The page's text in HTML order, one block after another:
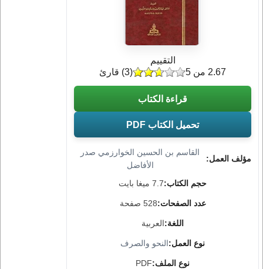
مؤلف العمل:
القاسم بن الحسين الخوارزمي صدر
الأفاضل
حجم الكتاب:7.7 ميغا بايت
عدد الصفحات:528 صفحة
اللغة:العربية
نوع العمل:النحو والصرف
نوع الملف:PDF
التقييم
(
3) قارئ 2.67 من 5
قراءة الكتاب
تحميل الكتاب PDF